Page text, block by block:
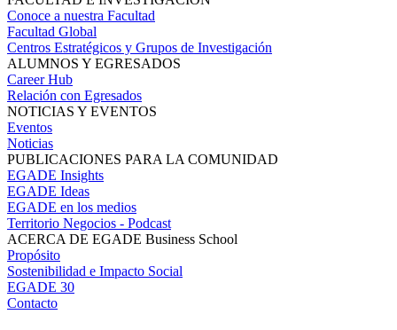
Conoce a nuestra Facultad
Facultad Global
Centros Estratégicos y Grupos de Investigación
ALUMNOS Y EGRESADOS
Career Hub
Relación con Egresados
NOTICIAS Y EVENTOS
Eventos
Noticias
PUBLICACIONES PARA LA COMUNIDAD
EGADE Insights
EGADE Ideas
EGADE en los medios
Territorio Negocios - Podcast
ACERCA DE EGADE Business School
Propósito
Sostenibilidad e Impacto Social
EGADE 30
Contacto